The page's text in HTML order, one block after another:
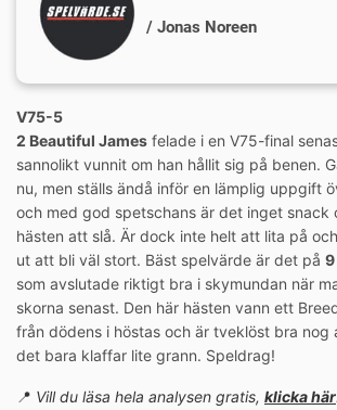
/ Jonas Noreen
V75-5
2 Beautiful James felade i en V75-final
sannolikt vunnit om han hållit sig på benen.
nu, men ställs ändå inför en lämplig uppgift
och med god spetschans är det inget snack
hästen att slå. Är dock inte helt att lita på
ut att bli väl stort. Bäst spelvärde är det på 9
som avslutade riktigt bra i skymundan när
skorna senast. Den här hästen vann ett
från dödens i höstas och är tveklöst bra nog
det bara klaffar lite grann. Speldrag!
📍 Vill du läsa hela analysen gratis, klicka här.